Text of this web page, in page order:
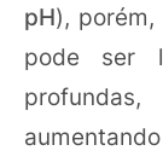
pH), porém,
pode ser